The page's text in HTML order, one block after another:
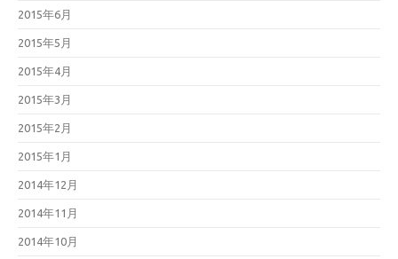
2015年6月
2015年5月
2015年4月
2015年3月
2015年2月
2015年1月
2014年12月
2014年11月
2014年10月